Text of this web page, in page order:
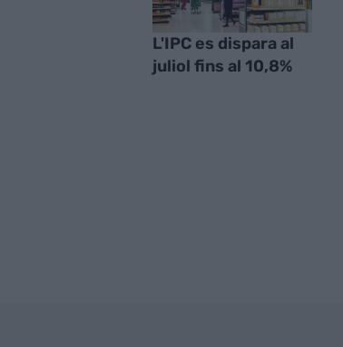
L'IPC es dispara al
juliol fins al 10,8%